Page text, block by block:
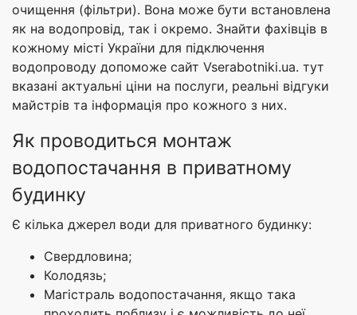
очищення (фільтри). Вона може бути встановлена
як на водопровід, так і окремо. Знайти фахівців в
кожному місті України для підключення
водопроводу допоможе сайт Vserabotniki.ua. тут
вказані актуальні ціни на послуги, реальні відгуки
майстрів та інформація про кожного з них.
Як проводиться монтаж
водопостачання в приватному
будинку
Є кілька джерел води для приватного будинку:
Свердловина;
Колодязь;
Магістраль водопостачання, якщо така